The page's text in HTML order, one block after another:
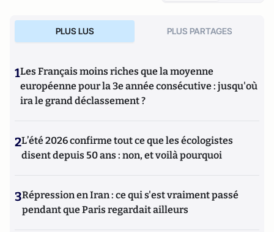
PLUS LUS PLUS PARTAGES
1Les Français moins riches que la moyenne
européenne pour la 3e année consécutive : jusqu'où
ira le grand déclassement ?
2L’été 2026 confirme tout ce que les écologistes
disent depuis 50 ans : non, et voilà pourquoi
3Répression en Iran : ce qui s'est vraiment passé
pendant que Paris regardait ailleurs